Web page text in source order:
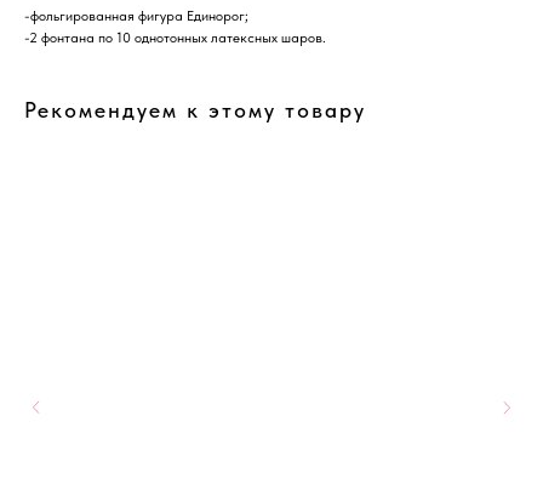
-фольгированная фигура Единорог;
-2 фонтана по 10 однотонных латексных шаров.
Рекомендуем к этому товару